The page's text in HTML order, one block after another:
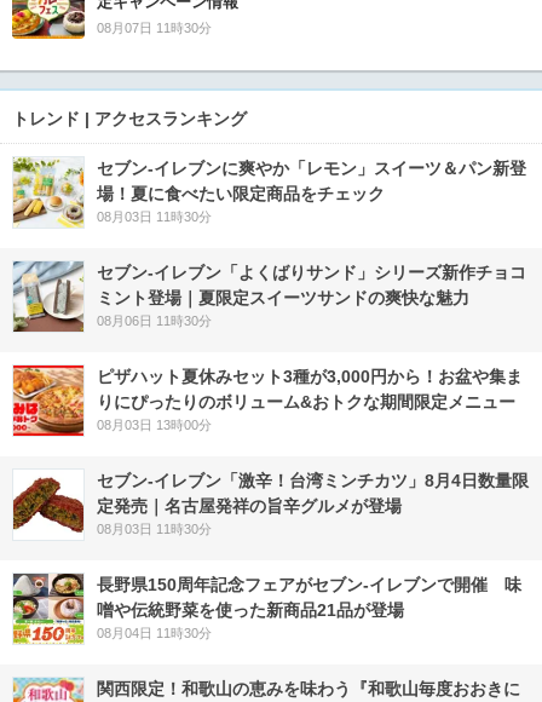
08月07日 11時30分
トレンド | アクセスランキング
セブン‐イレブンに爽やか「レモン」スイーツ＆パン新登
場！夏に食べたい限定商品をチェック
08月03日 11時30分
セブン‐イレブン「よくばりサンド」シリーズ新作チョコ
ミント登場｜夏限定スイーツサンドの爽快な魅力
08月06日 11時30分
ピザハット夏休みセット3種が3,000円から！お盆や集ま
りにぴったりのボリューム&おトクな期間限定メニュー
08月03日 13時00分
セブン-イレブン「激辛！台湾ミンチカツ」8月4日数量限
定発売｜名古屋発祥の旨辛グルメが登場
08月03日 11時30分
長野県150周年記念フェアがセブン-イレブンで開催 味
噌や伝統野菜を使った新商品21品が登場
08月04日 11時30分
関西限定！和歌山の恵みを味わう『和歌山毎度おおきに